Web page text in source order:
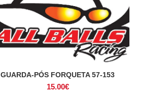
ADICIONAR
GUARDA-PÓS FORQUETA 57-153
15.00€